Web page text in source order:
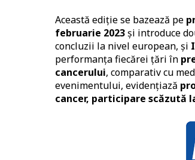
Această ediție se bazează pe
februarie 2023și introduce
concluzii la nivel european, și
performanța fiecărei țări în
cancerului, comparativ cu
evenimentului, evidențiază
cancer, participare scăzută